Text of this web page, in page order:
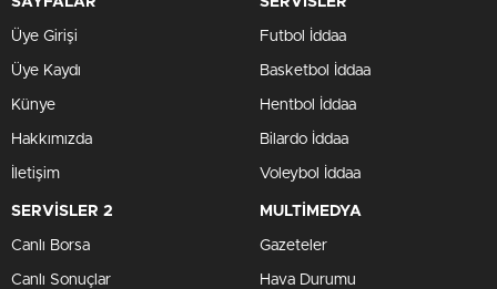
Üye Girişi
Üye Kaydı
Künye
Hakkımızda
İletişim
Futbol İddaa
Basketbol İddaa
Hentbol İddaa
Bilardo İddaa
Voleybol İddaa
SERVİSLER 2
Canlı Borsa
Canlı Sonuçlar
MULTİMEDYA
Gazeteler
Hava Durumu